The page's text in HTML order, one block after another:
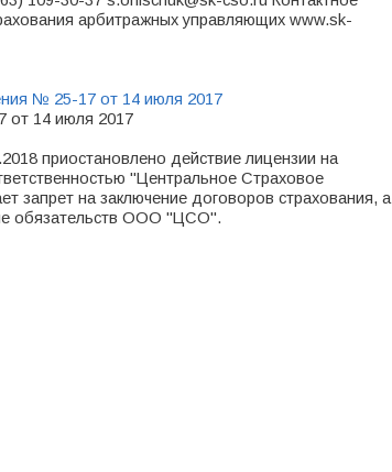
арбитражных управляющих www.sk-
№ 25-17 от 14 июля 2017
от 14 июля 2017
приостановлено действие лицензии на
"Центральное Страховое
запрет на заключение договоров страхования, а
обязательств ООО "ЦСО".